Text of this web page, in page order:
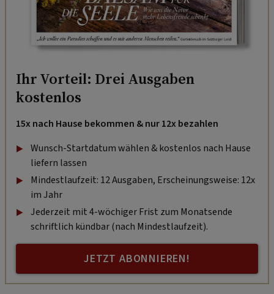
Ihr Vorteil: Drei Ausgaben
kostenlos
15x nach Hause bekommen & nur 12x bezahlen
Wunsch-Startdatum wählen & kostenlos nach Hause
liefern lassen
Mindestlaufzeit: 12 Ausgaben, Erscheinungsweise: 12x
im Jahr
Jederzeit mit 4-wöchiger Frist zum Monatsende
schriftlich kündbar (nach Mindestlaufzeit).
JETZT ABONNIEREN!